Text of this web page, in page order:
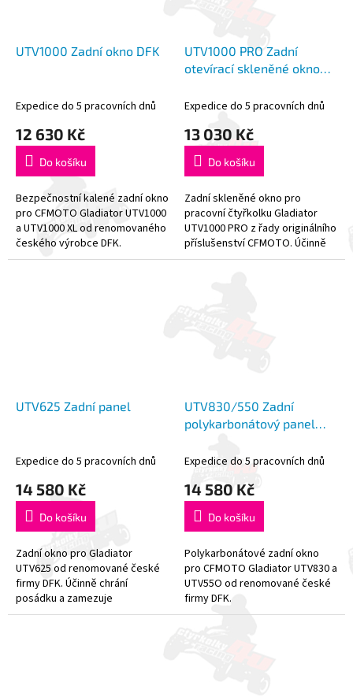
UTV1000 Zadní okno DFK
Expedice do 5 pracovních dnů
12 630 Kč
Do košíku
Bezpečnostní kalené zadní okno
pro CFMOTO Gladiator UTV1000
a UTV1000 XL od renomovaného
českého výrobce DFK.
UTV1000 PRO Zadní
otevírací skleněné okno
Expedice do 5 pracovních dnů
13 030 Kč
Do košíku
Zadní skleněné okno pro
pracovní čtyřkolku Gladiator
UTV1000 PRO z řady originálního
příslušenství CFMOTO. Účinně
chrání posádku před
UTV625 Zadní panel
Expedice do 5 pracovních dnů
14 580 Kč
Do košíku
Zadní okno pro Gladiator
UTV625 od renomované české
firmy DFK. Účinně chrání
posádku a zamezuje
turbulencím v kabině.
UTV830/550 Zadní
polykarbonátový panel
Expedice do 5 pracovních dnů
14 580 Kč
Do košíku
Polykarbonátové zadní okno
pro CFMOTO Gladiator UTV830 a
UTV55O od renomované české
firmy DFK.